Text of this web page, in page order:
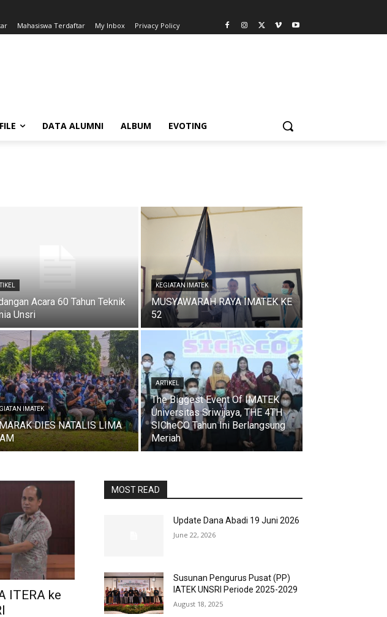
Mahasiswa Terdaftar My Inbox Privacy Policy
FILE DATA ALUMNI ALBUM EVOTING
Acara 60 Tahun Teknik
Unsri
KEGIATAN IMATEK
MUSYAWARAH RAYA IMATEK KE
52
IMATEK
DIES NATALIS LIMA
ARTIKEL
The Biggest Event Of IMATEK
Universitas Sriwijaya, THE 4TH
SICheCO Tahun Ini Berlangsung
Meriah
ITERA ke
MOST READ
Update Dana Abadi 19 Juni 2026
June 22, 2026
Susunan Pengurus Pusat (PP)
IATEK UNSRI Periode 2025-2029
August 18, 2025